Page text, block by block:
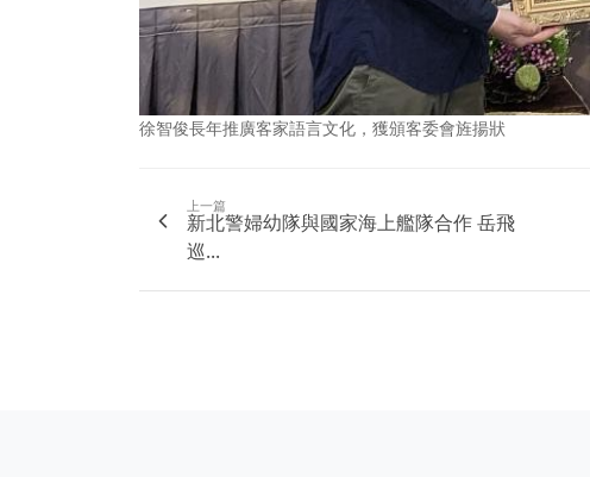
徐智俊長年推廣客家語言文化，獲頒客委會旌揚狀
上一篇
新北警婦幼隊與國家海上艦隊合作 岳飛
巡...